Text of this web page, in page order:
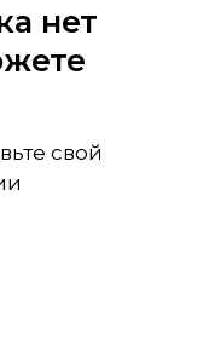
нет
свой